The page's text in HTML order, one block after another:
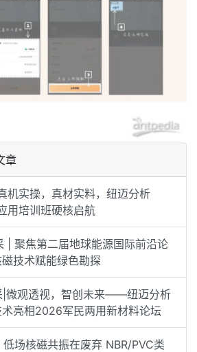
章
机实操，真材实料，纽迈分析
用培训班硬核启航
| 聚焦第二届地球能源国际前沿论
技术赋能绿色勘探
微观透视，智创未来——纽迈分析
亮相2026军民两用新材料论坛
场核磁共振在废弃 NBR/PVC类